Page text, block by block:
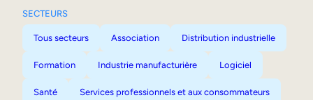
SECTEURS
Tous secteurs Association Distribution industrielle
Formation Industrie manufacturière Logiciel
Santé Services professionnels et aux consommateurs